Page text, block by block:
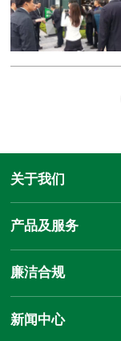
关于我们
产品及服务
廉洁合规
新闻中心